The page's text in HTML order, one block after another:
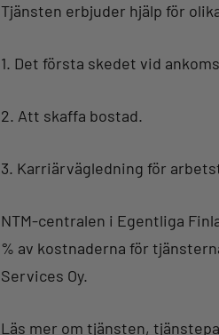
Tjänsten erbjuder hjälp för
1. Det första skedet vid
2. Att skaffa bostad.
3. Karriärvägledning för
NTM-centralen i Egentliga
% av kostnaderna för
Services Oy.
Läs mer om tjänsten,